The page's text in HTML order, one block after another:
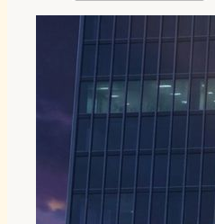
e
t
d
n
e
k
y